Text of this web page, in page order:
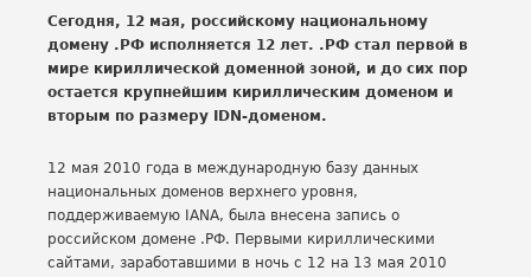
Сегодня, 12 мая, российскому национальному
домену .РФ исполняется 12 лет. .РФ стал первой в
мире кириллической доменной зоной, и до сих пор
остается крупнейшим кириллическим доменом и
вторым по размеру IDN-доменом.
12 мая 2010 года в международную базу данных
национальных доменов верхнего уровня,
поддерживаемую IANA, была внесена запись о
российском домене .РФ. Первыми кириллическими
сайтами, заработавшими в ночь с 12 на 13 мая 2010